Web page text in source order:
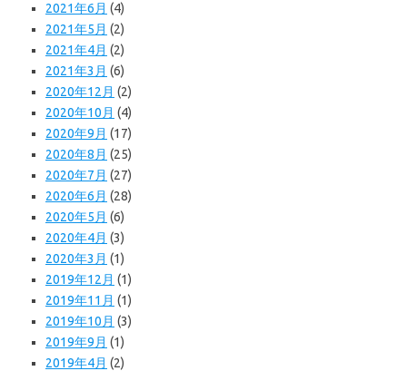
2021年6月 (4)
2021年5月 (2)
2021年4月 (2)
2021年3月 (6)
2020年12月 (2)
2020年10月 (4)
2020年9月 (17)
2020年8月 (25)
2020年7月 (27)
2020年6月 (28)
2020年5月 (6)
2020年4月 (3)
2020年3月 (1)
2019年12月 (1)
2019年11月 (1)
2019年10月 (3)
2019年9月 (1)
2019年4月 (2)